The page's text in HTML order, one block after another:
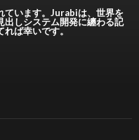
ています。Jurabiは、世界を
出しシステム開発に纏わる記
ば幸いです。